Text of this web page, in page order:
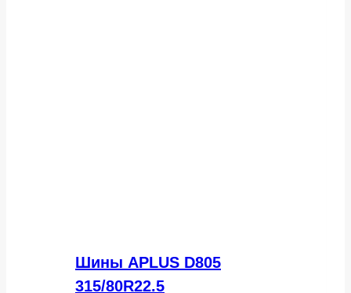
Шины APLUS D805
315/80R22.5